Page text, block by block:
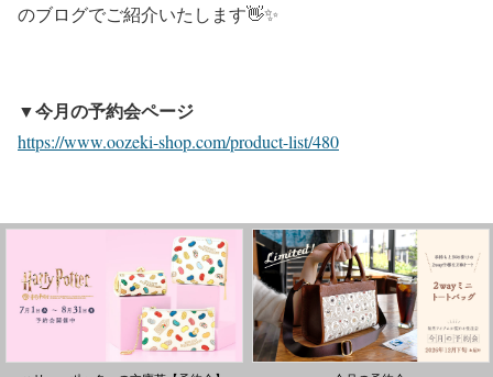
のブログでご紹介いたします👋✨
▼今月の予約会ページ
https://www.oozeki-shop.com/product-list/480